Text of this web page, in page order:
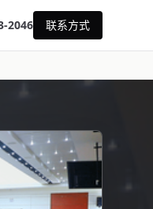
2046 联系方式